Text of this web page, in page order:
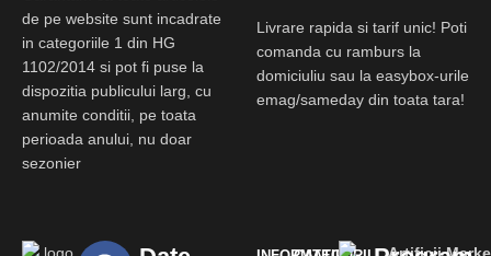
de pe website sunt incadrate
in categoriile 1 din HG
1102/2014 si pot fi puse la
dispozitia publicului larg, cu
anumite conditii, pe toata
perioada anului, nu doar
sezonier
Livrare rapida si tarif unic! Poti
comanda cu ramburs la
domiciuliu sau la easybox-urile
emag/sameday din toata tara!